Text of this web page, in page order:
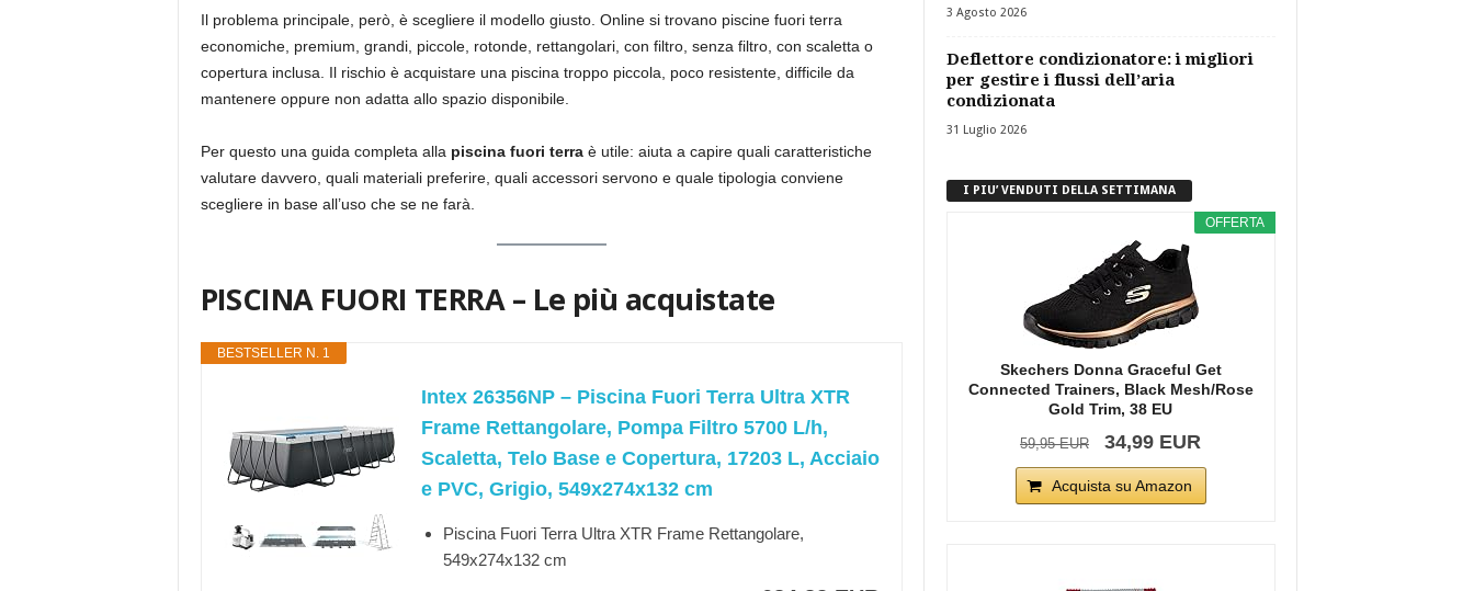
Il problema principale, però, è scegliere il modello giusto. Online si trovano piscine fuori terra
economiche, premium, grandi, piccole, rotonde, rettangolari, con filtro, senza filtro, con scaletta o
copertura inclusa. Il rischio è acquistare una piscina troppo piccola, poco resistente, difficile da
mantenere oppure non adatta allo spazio disponibile.
Per questo una guida completa alla piscina fuori terraè utile: aiuta a capire quali caratteristiche
valutare davvero, quali materiali preferire, quali accessori servono e quale tipologia conviene
scegliere in base all’uso che se ne farà.
PISCINA FUORI TERRA – Le più acquistate
BESTSELLER N. 1
Intex 26356NP – Piscina Fuori Terra Ultra XTR
Frame Rettangolare, Pompa Filtro 5700 L/h,
Scaletta, Telo Base e Copertura, 17203 L, Acciaio
e PVC, Grigio, 549x274x132 cm
Piscina Fuori Terra Ultra XTR Frame Rettangolare,
549x274x132 cm
3 Agosto 2026
Deflettore condizionatore: i migliori
per gestire i flussi dell’aria
condizionata
31 Luglio 2026
I PIU’ VENDUTI DELLA SETTIMANA
OFFERTA
Skechers Donna Graceful Get
Connected Trainers, Black Mesh/Rose
Gold Trim, 38 EU
59,95 EUR 34,99 EUR
Acquista su Amazon